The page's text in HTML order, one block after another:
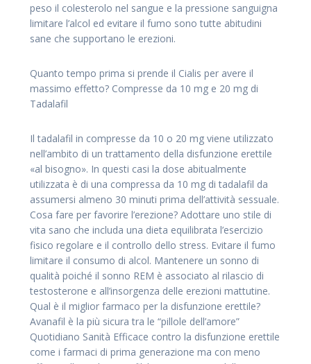
peso il colesterolo nel sangue e la pressione sanguigna
limitare l’alcol ed evitare il fumo sono tutte abitudini
sane che supportano le erezioni.
Quanto tempo prima si prende il Cialis per avere il
massimo effetto? Compresse da 10 mg e 20 mg di
Tadalafil
Il tadalafil in compresse da 10 o 20 mg viene utilizzato
nell’ambito di un trattamento della disfunzione erettile
«al bisogno». In questi casi la dose abitualmente
utilizzata è di una compressa da 10 mg di tadalafil da
assumersi almeno 30 minuti prima dell’attività sessuale.
Cosa fare per favorire l’erezione? Adottare uno stile di
vita sano che includa una dieta equilibrata l’esercizio
fisico regolare e il controllo dello stress. Evitare il fumo
limitare il consumo di alcol. Mantenere un sonno di
qualità poiché il sonno REM è associato al rilascio di
testosterone e all’insorgenza delle erezioni mattutine.
Qual è il miglior farmaco per la disfunzione erettile?
Avanafil è la più sicura tra le “pillole dell’amore”
Quotidiano Sanità Efficace contro la disfunzione erettile
come i farmaci di prima generazione ma con meno